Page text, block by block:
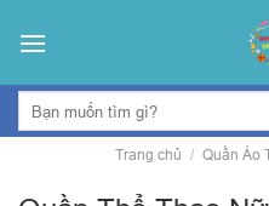
Trang chủ / Quần Áo